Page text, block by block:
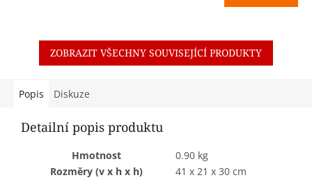
ZOBRAZIT VŠECHNY SOUVISEJÍCÍ PRODUKTY
Popis Diskuze
Detailní popis produktu
Hmotnost
0.90 kg
Rozměry (v x h x h)
41 x 21 x 30 cm